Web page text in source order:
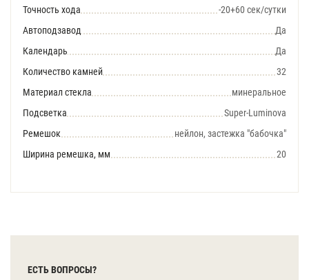
Точность хода
-20+60 сек/сутки
Автоподзавод
Да
Календарь
Да
Количество камней
32
Материал стекла
минеральное
Подсветка
Super-Luminova
Ремешок
нейлон, застежка "бабочка"
Ширина ремешка, мм
20
ЕСТЬ ВОПРОСЫ?